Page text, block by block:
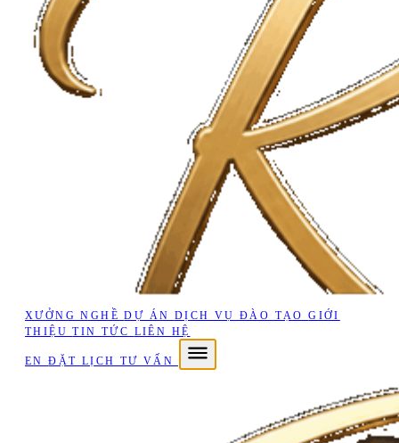
XƯỞNG NGHỀDỰ ÁN DỊCH VỤĐÀO TẠOGIỚI
THIỆUTIN TỨC LIÊN HỆ
ENĐẶT LỊCH TƯ VẤN